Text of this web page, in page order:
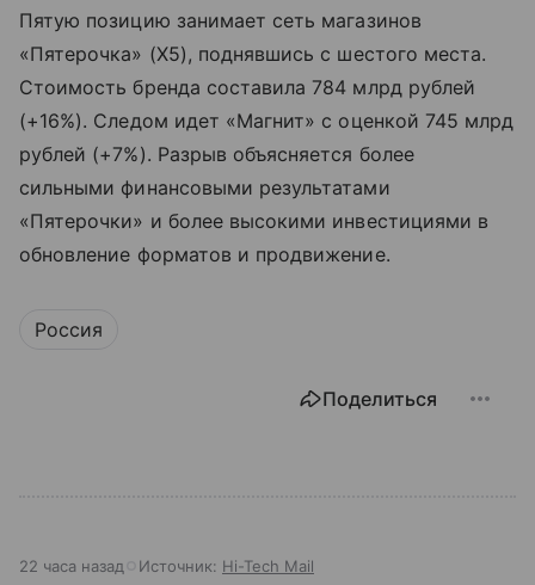
Пятую позицию занимает сеть магазинов
«Пятерочка» (X5), поднявшись с шестого места.
Стоимость бренда составила 784 млрд рублей
(+16%). Следом идет «Магнит» с оценкой 745 млрд
рублей (+7%). Разрыв объясняется более
сильными финансовыми результатами
«Пятерочки» и более высокими инвестициями в
обновление форматов и продвижение.
Россия
Поделиться
22 часа назад Источник: Hi-Tech Mail